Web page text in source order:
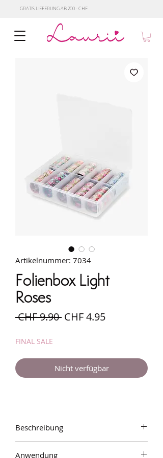
GRATIS LIEFERUNG AB 200.- CHF
Artikelnummer: 7034
Folienbox Light
Roses
CHF 9.90 Standardpreis
CHF 4.95Sale-
FINAL SALE
Nicht verfügbar
Beschreibung
Anwendung